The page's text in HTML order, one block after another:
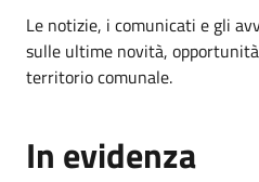
Le notizie, i comunicati e gli
sulle ultime novità, opportunità
territorio comunale.
In evidenza